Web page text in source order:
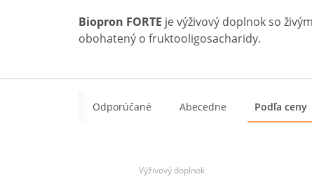
Biopron FORTE je výživový doplnok so
obohatený o fruktooligosacharidy.
Odporúčané Abecedne Podľa ceny
Výživový doplnok